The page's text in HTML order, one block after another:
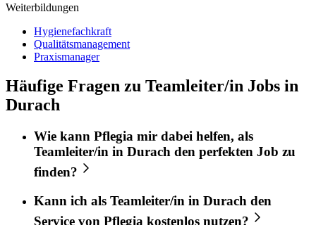
Weiterbildungen
Hygienefachkraft
Qualitätsmanagement
Praxismanager
Häufige Fragen zu Teamleiter/in Jobs in
Durach
Wie kann Pflegia mir dabei helfen, als
Teamleiter/in in Durach den perfekten Job zu
finden?
Kann ich als Teamleiter/in in Durach den
Service von Pflegia kostenlos nutzen?